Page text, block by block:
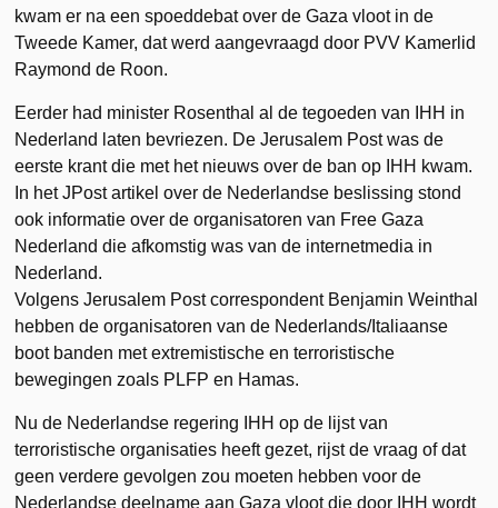
kwam er na een spoeddebat over de Gaza vloot in de
Tweede Kamer, dat werd aangevraagd door PVV Kamerlid
Raymond de Roon.
Eerder had minister Rosenthal al de tegoeden van IHH in
Nederland laten bevriezen. De Jerusalem Post was de
eerste krant die met het nieuws over de ban op IHH kwam.
In het JPost artikel over de Nederlandse beslissing stond
ook informatie over de organisatoren van Free Gaza
Nederland die afkomstig was van de internetmedia in
Nederland.
Volgens Jerusalem Post correspondent Benjamin Weinthal
hebben de organisatoren van de Nederlands/Italiaanse
boot banden met extremistische en terroristische
bewegingen zoals PLFP en Hamas.
Nu de Nederlandse regering IHH op de lijst van
terroristische organisaties heeft gezet, rijst de vraag of dat
geen verdere gevolgen zou moeten hebben voor de
Nederlandse deelname aan Gaza vloot die door IHH wordt